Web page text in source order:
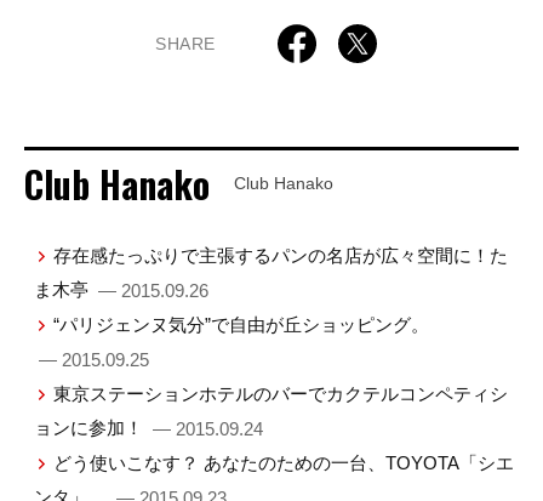
SHARE
Club Hanako Club Hanako
存在感たっぷりで主張するパンの名店が広々空間に！た
ま木亭 — 2015.09.26
“パリジェンヌ気分”で自由が丘ショッピング。
— 2015.09.25
東京ステーションホテルのバーでカクテルコンペティシ
ョンに参加！
— 2015.09.24
どう使いこなす？ あなたのための一台、TOYOTA「シエ
ンタ」。